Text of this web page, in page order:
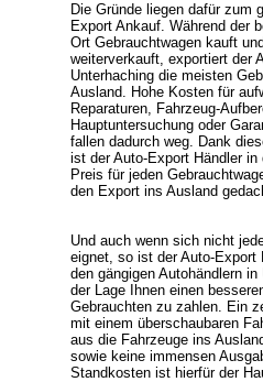
Die Gründe liegen dafür zum
Export Ankauf. Während der
Ort Gebrauchtwagen kauft
weiterverkauft, exportiert der
Unterhaching die meisten
Ausland. Hohe Kosten für
Reparaturen, Fahrzeug-
Hauptuntersuchung oder
fallen dadurch weg. Dank
ist der Auto-Export Händler
Preis für jeden
den Export ins Ausland
Und auch wenn sich nicht
eignet, so ist der Auto-Export
den gängigen Autohändlern
der Lage Ihnen einen
Gebrauchten zu zahlen. Ein
mit einem überschaubaren
aus die Fahrzeuge ins
sowie keine immensen
Standkosten ist hierfür der